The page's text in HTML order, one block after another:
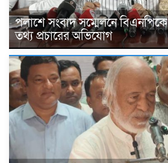
পলাশে সংবাদ সম্মেলনে বিএনপিকে
তথ্য প্রচারের অভিযোগ